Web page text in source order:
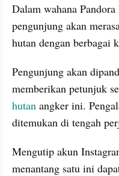
Dalam wahana
pengunjung akan
hutan dengan berbagai
Pengunjung akan
hutan angker ini.
ditemukan di tengah
Mengutip akun
menantang satu ini